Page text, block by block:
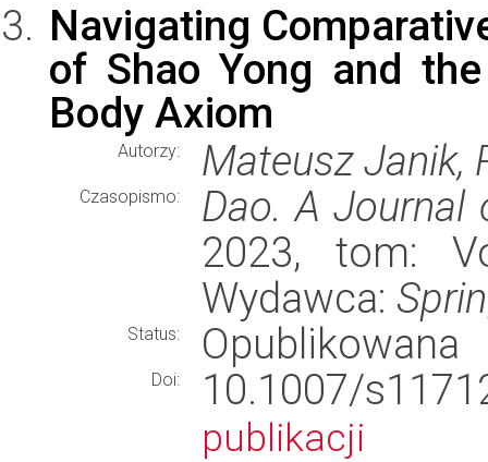
Navigating
of Shao Yong and
Body Axiom
Autorzy: Mateusz Janik,
Czasopismo:
Dao. A Journal
2023, tom:
Wydawca:
Status: Opublikowana
Doi: 10.1007/
publikacji